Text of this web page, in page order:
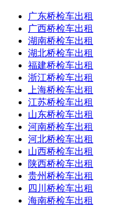
广东桥检车出租
广西桥检车出租
湖南桥检车出租
湖北桥检车出租
福建桥检车出租
浙江桥检车出租
上海桥检车出租
江苏桥检车出租
山东桥检车出租
河南桥检车出租
河北桥检车出租
山西桥检车出租
陕西桥检车出租
贵州桥检车出租
四川桥检车出租
海南桥检车出租